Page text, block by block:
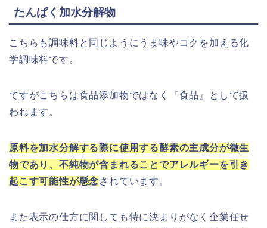
たんぱく加水分解物
こちらも調味料と同じようにうま味やコクを加える化
学調味料です。
ですがこちらは食品添加物ではなく『食品』として扱
われます。
原料を加水分解する際に使用する酵素の主成分が微生
物であり、不純物が含まれることでアレルギーを引き
起こす可能性が懸念されています。
また表示の仕方に関しても特に決まりがなく企業任せ